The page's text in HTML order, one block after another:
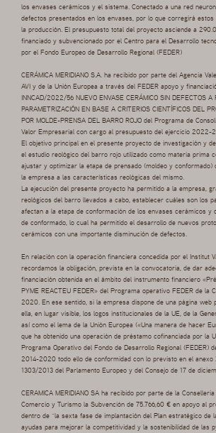
los envases cerámicos y el sistema. Conectado a una red
defectos presentados en los envases, por lo que corregirá
la producción. El presupuesto total del proyecto asciende a
financiado y subvencionado por el Centro para el Desarrollo
por el Fondo Europeo de Desarrollo Regional (FEDER)
CERÁMICA MERIDIANO S.A. ha recibido por parte del Agencia
AVI y de la Unión Europea a través del FEDER apoyo y
INNCAD/2022/56 NUEVO ENVASE CERÁMICO SIN DEFECTOS A
PARAMETRIZACIÓN EN BASE A CRITERIOS CIENTÍFICOS DEL
POR MOLDE-PRENSA DEL BARRO ROJO del Programa de
Valor Empresarial con cargo al presupuesto del ejercicio 2022-
El objetivo principal en el presente proyecto de investigación y
el estudio reológico del barro rojo utilizado como materia prima
ajustar y optimizar la etapa de prensado (moldeo y conformado)
la empresa a las características reológicas del mismo.
La ejecución del presente proyecto ha permitido a la empresa,
reológicos del barro llevados a cabo, establecer cuáles son los
afectan a la etapa de conformación de los envases cerámicos y
de conformado, lo cual ha permitido el desarrollo de nuevos
cerámicos con una importante disminución de defectos.
En relación con la operación financiera concedida por el Institut
recordamos la obligación, prevista en la convocatoria, de dar
financiación obtenida en el ámbito del instrumento financiero
PYME REACTEU FEDER» del Programa operativo FEDER de la
2020. En ese sentido, si la empresa dispone de una página web
ella, en lugar visible, los logos institucionales de la UE, de la
así como el lema de la Unión Europea («Una manera de hacer
que ha obtenido una operación de préstamo cofinanciada por la
Programa Operativo del Fondo de Desarrollo Regional (FEDER)
2014-2020 todo ello de conformidad con lo previsto en el anexo
1303/2013 del Parlamento Europeo y del Consejo de 17 de
CERAMICA MERIDIANO SA ha recibido por parte de la
Comercio y Turismo la Subvención de 75.766,60 € en apoyo al
dentro de “la sexta fase de implantación del Plan estratégico de
ayudas para mejorar la competitividad y la sostenibilidad de las